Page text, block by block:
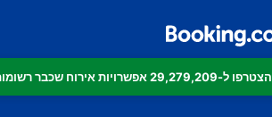
הצטרפו ל-29,279,209 אפשרויות אירוח שכבר רשומות ב-Booking.com